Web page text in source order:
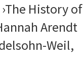
History of
Arendt
Weil,